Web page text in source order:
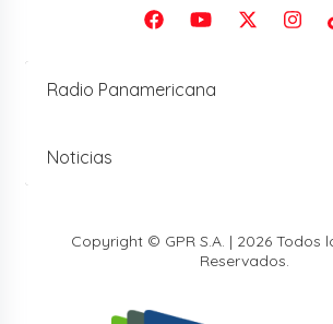
Radio Panamericana
Noticias
Copyright © GPR S.A. | 2026 Todos
Reservados.